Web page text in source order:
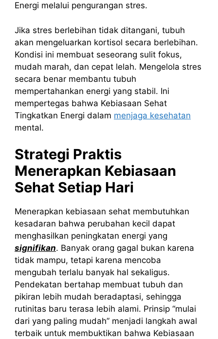
Energi melalui pengurangan stres.
Jika stres berlebihan tidak ditangani, tubuh
akan mengeluarkan kortisol secara berlebihan.
Kondisi ini membuat seseorang sulit fokus,
mudah marah, dan cepat lelah. Mengelola stres
secara benar membantu tubuh
mempertahankan energi yang stabil. Ini
mempertegas bahwa Kebiasaan Sehat
Tingkatkan Energi dalam menjaga kesehatan
mental.
Strategi Praktis
Menerapkan Kebiasaan
Sehat Setiap Hari
Menerapkan kebiasaan sehat membutuhkan
kesadaran bahwa perubahan kecil dapat
menghasilkan peningkatan energi yang
signifikan. Banyak orang gagal bukan karena
tidak mampu, tetapi karena mencoba
mengubah terlalu banyak hal sekaligus.
Pendekatan bertahap membuat tubuh dan
pikiran lebih mudah beradaptasi, sehingga
rutinitas baru terasa lebih alami. Prinsip “mulai
dari yang paling mudah” menjadi langkah awal
terbaik untuk membuktikan bahwa Kebiasaan